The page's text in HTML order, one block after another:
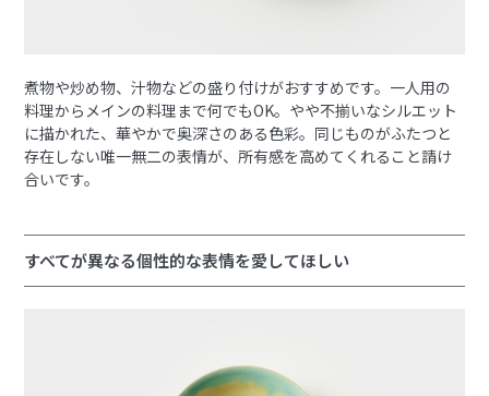
煮物や炒め物、汁物などの盛り付けがおすすめです。一人用の
料理からメインの料理まで何でもOK。やや不揃いなシルエット
に描かれた、華やかで奥深さのある色彩。同じものがふたつと
存在しない唯一無二の表情が、所有感を高めてくれること請け
合いです。
すべてが異なる個性的な表情を愛してほしい